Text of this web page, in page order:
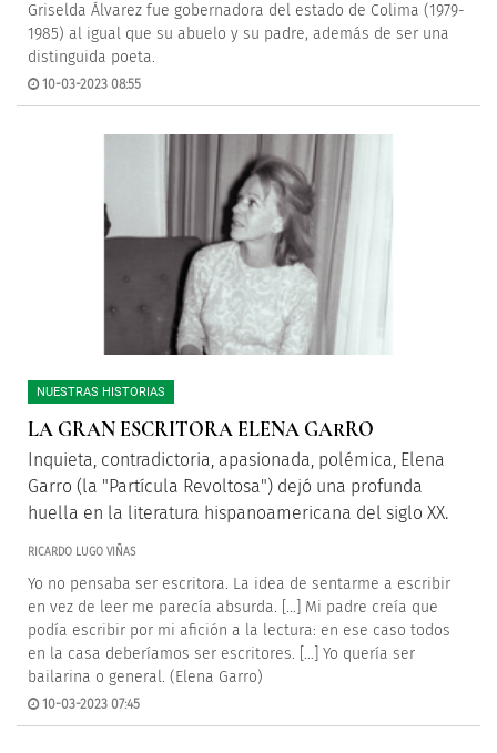
Griselda Álvarez fue gobernadora del estado de Colima (1979-
1985) al igual que su abuelo y su padre, además de ser una
distinguida poeta.
10-03-2023 08:55
NUESTRAS HISTORIAS
LA GRAN ESCRITORA ELENA GARRO
Inquieta, contradictoria, apasionada, polémica, Elena
Garro (la "Partícula Revoltosa") dejó una profunda
huella en la literatura hispanoamericana del siglo XX.
RICARDO LUGO VIÑAS
Yo no pensaba ser escritora. La idea de sentarme a escribir
en vez de leer me parecía absurda. […] Mi padre creía que
podía escribir por mi afición a la lectura: en ese caso todos
en la casa deberíamos ser escritores. […] Yo quería ser
bailarina o general. (Elena Garro)
10-03-2023 07:45